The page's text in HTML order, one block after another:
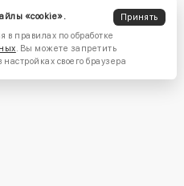
«cookie».
Принять
правилах по обработке
. Вы можете запретить
своего браузера